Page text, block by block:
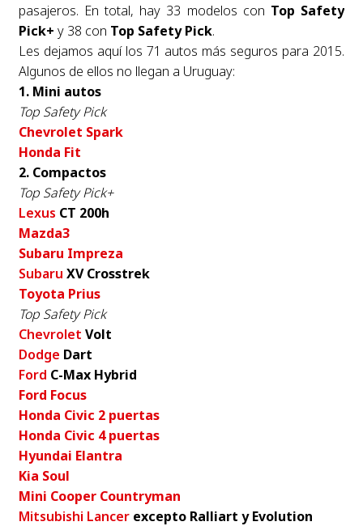
pasajeros. En total, hay 33 modelos con Top Safety
Pick+ y 38 con Top Safety Pick.
Les dejamos aquí los 71 autos más seguros para 2015.
Algunos de ellos no llegan a Uruguay:
1. Mini autos
Top Safety Pick
Chevrolet Spark
Honda Fit
2. Compactos
Top Safety Pick+
Lexus CT 200h
Mazda3
Subaru Impreza
Subaru XV Crosstrek
Toyota Prius
Top Safety Pick
Chevrolet Volt
Dodge Dart
Ford C-Max Hybrid
Ford Focus
Honda Civic 2 puertas
Honda Civic 4 puertas
Hyundai Elantra
Kia Soul
Mini Cooper Countryman
Mitsubishi Lancerexcepto Ralliart y Evolution